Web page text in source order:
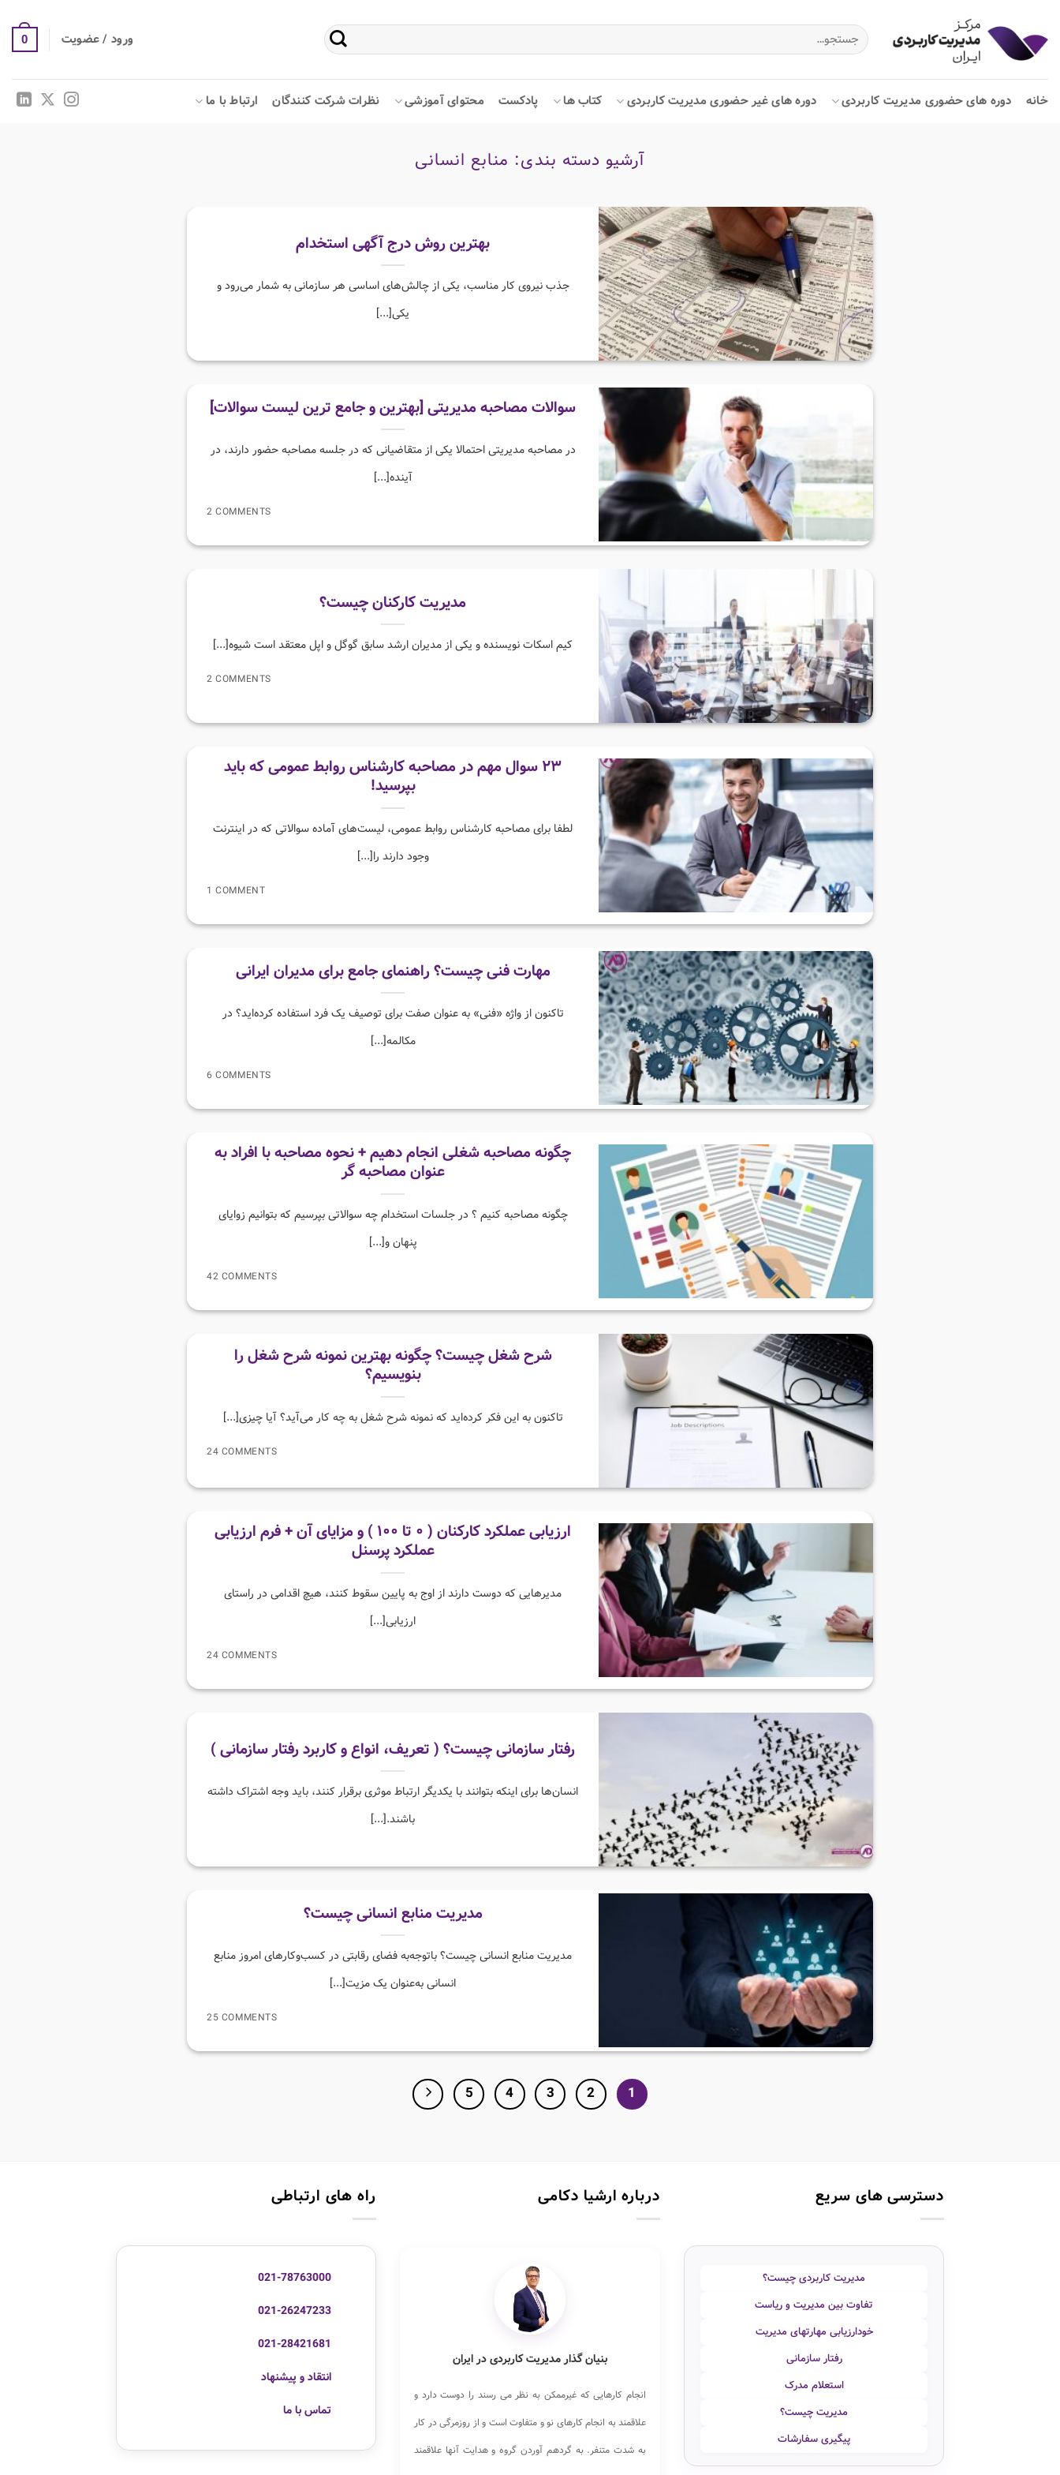
to
content
جستجو
برای:
ورود / عضویت 0
خانه دوره های حضوری مدیریت کاربردی دوره های غیر حضوری مدیریت کاربردی کتاب ها پادکست محتوای آموزشی نظرات شرکت کنندگان ارتباط با ما
آرشیو دسته بندی: منابع انسانی
بهترین روش درج آگهی استخدام
جذب نیروی کار مناسب، یکی از چالش‌های اساسی هر سازمانی به شمار می‌رود و
یکی[...]
سوالات مصاحبه مدیریتی [بهترین و جامع ترین لیست سوالات]
در مصاحبه مدیریتی احتمالا یکی از متقاضیانی که در جلسه مصاحبه حضور دارند، در
آینده[...]
2 COMMENTS
مدیریت کارکنان چیست؟
کیم اسکات نویسنده و یکی از مدیران ارشد سابق گوگل و اپل معتقد است شیوه[...]
2 COMMENTS
۲۳ سوال مهم در مصاحبه کارشناس روابط عمومی که باید
بپرسید!
لطفا برای مصاحبه کارشناس روابط عمومی، لیست‌های آماده سوالاتی که در اینترنت
وجود دارند را[...]
1 COMMENT
مهارت فنی چیست؟ راهنمای جامع برای مدیران ایرانی
تاکنون از واژه «فنی» به عنوان صفت برای توصیف یک فرد استفاده کرده‌اید؟ در
مکالمه[...]
6 COMMENTS
چگونه مصاحبه شغلی انجام دهیم + نحوه مصاحبه با افراد به
عنوان مصاحبه گر
چگونه مصاحبه کنیم ؟ در جلسات استخدام چه سوالاتی بپرسیم که بتوانیم زوایای
پنهان و[...]
42 COMMENTS
شرح شغل چیست؟ چگونه بهترین نمونه شرح شغل را
بنویسیم؟
تاکنون به این فکر کرده‌اید که نمونه شرح شغل به چه کار می‌آید؟ آیا چیزی[...]
24 COMMENTS
ارزیابی عملکرد کارکنان ( ۰ تا ۱۰۰ ) و مزایای آن + فرم ارزیابی
عملکرد پرسنل
مدیرهایی که دوست دارند از اوج به پایین سقوط کنند، هیچ اقدامی در راستای
ارزیابی[...]
24 COMMENTS
رفتار سازمانی چیست؟ ( تعریف، انواع و کاربرد رفتار سازمانی )
انسان‌ها برای اینکه بتوانند با یکدیگر ارتباط موثری برقرار کنند، باید وجه اشتراک داشته
باشند.[...]
مدیریت منابع انسانی چیست؟
مدیریت منابع انسانی چیست؟ باتوجه‌به فضای رقابتی در کسب‌وکارهای امروز منابع
انسانی به‌عنوان یک مزیت[...]
25 COMMENTS
1
2
3
4
5
دسترسی های سریع
مدیریت کاربردی چیست؟
تفاوت بین مدیریت و ریاست
خودارزیابی مهارتهای مدیریت
رفتار سازمانی
استعلام مدرک
مدیریت چیست؟
پیگیری سفارشات
درباره ارشیا دکامی
بنیان گذار مدیریت کاربردی در ایران
انجام کارهایی که غیرممکن به نظر می رسند را دوست دارد و
علاقمند به انجام کارهای نو و متفاوت است و از روزمرگی در کار
به شدت متنفر. به گردهم آوردن گروه و هدایت آنها علاقمند
راه های ارتباطی
021-78763000
021-26247233
021-28421681
انتقاد و پیشنهاد
تماس با ما